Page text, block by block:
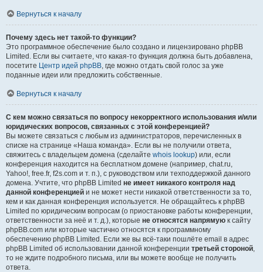
Вернуться к началу
Почему здесь нет такой-то функции?
Это программное обеспечение было создано и лицензировано phpBB
Limited. Если вы считаете, что какая-то функция должна быть добавлена,
посетите Центр идей phpBB , где можно отдать свой голос за уже
поданные идеи или предложить собственные.
Вернуться к началу
С кем можно связаться по вопросу некорректного использования и/или
юридических вопросов, связанных с этой конференцией?
Вы можете связаться с любым из администраторов, перечисленных в
списке на странице «Наша команда». Если вы не получили ответа,
свяжитесь с владельцем домена (сделайте whois lookup) или, если
конференция находится на бесплатном домене (например, chat.ru,
Yahoo!, free.fr, f2s.com и т. п.), с руководством или техподдержкой данного
домена. Учтите, что phpBB Limited не имеет никакого контроля над
данной конференцией и не может нести никакой ответственности за то,
кем и как данная конференция используется. Не обращайтесь к phpBB
Limited по юридическим вопросам (о приостановке работы конференции,
ответственности за неё и т. д.), которые не относятся напрямую к сайту
phpBB.com или которые частично относятся к программному
обеспечению phpBB Limited. Если же вы всё-таки пошлёте email в адрес
phpBB Limited об использовании данной конференции третьей стороной
то не ждите подробного письма, или вы можете вообще не получить
ответа.